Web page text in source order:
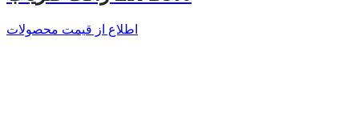
اطلاع از قیمت محصولات